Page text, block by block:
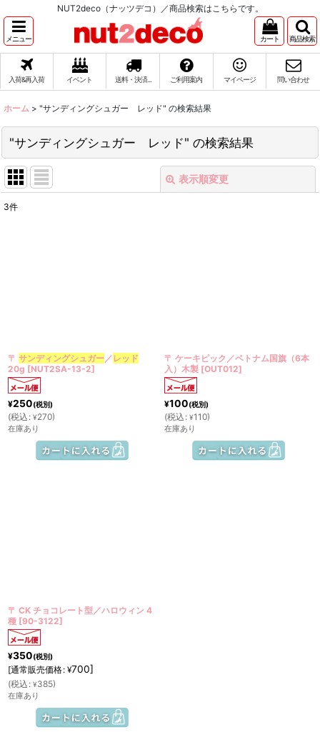
NUT2deco（ナッツデコ）／商品検索はこちらです。
メニュー カート 商品検索
入荷&再入荷 イベント 送料・決済... ご利用案内 マイページ 問い合わせ
ホーム > "サンディングシュガー レッド" の検索結果
"サンディングシュガー レッド" の検索結果
表示順変更
絞り込む
3件
〒 サンディングシュガー／ レッド
20g [NUT2SA-13-2]
¥250(税別)
(税込 : ¥270)
在庫あり
〒 ケーキピック／ベトナム国旗（6本
入）木製 [OUT012]
¥100(税別)
(税込 : ¥110)
在庫あり
〒 CK チョコレート型／ハロウィン 4
種 [90-3122]
¥350(税別)
[通常販売価格: ¥700]
(税込 : ¥385)
在庫あり